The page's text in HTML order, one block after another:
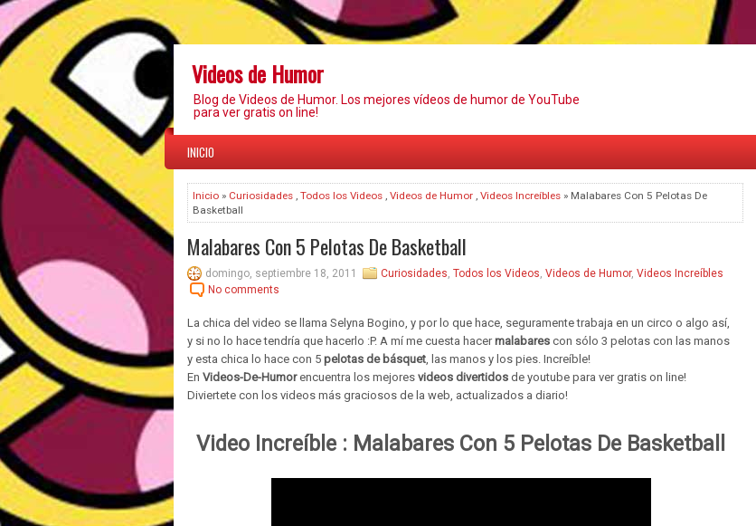
Videos de Humor
Blog de Videos de Humor. Los mejores vídeos de humor de YouTube
para ver gratis on line!
INICIO
Inicio » Curiosidades , Todos los Videos , Videos de Humor , Videos Increíbles » Malabares Con 5 Pelotas De
Basketball
Malabares Con 5 Pelotas De Basketball
domingo, septiembre 18, 2011 Curiosidades, Todos los Videos, Videos de Humor, Videos Increíbles
No comments
La chica del video se llama Selyna Bogino, y por lo que hace, seguramente trabaja en un circo o algo así,
y si no lo hace tendría que hacerlo :P. A mí me cuesta hacermalabares con sólo 3 pelotas con las manos
y esta chica lo hace con 5 pelotas de básquet, las manos y los pies. Increíble!
En Videos-De-Humorencuentra los mejores videos divertidos de youtube para ver gratis on line!
Diviertete con los videos más graciosos de la web, actualizados a diario!
Video Increíble : Malabares Con 5 Pelotas De Basketball